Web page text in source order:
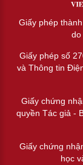
Giấy phép
do
Giấy phép số
và Thông tin
Giấy chứng
quyền Tác giả -
Giấy chứng
học